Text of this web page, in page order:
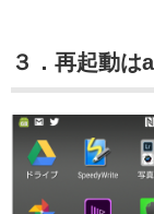
３．再起動は